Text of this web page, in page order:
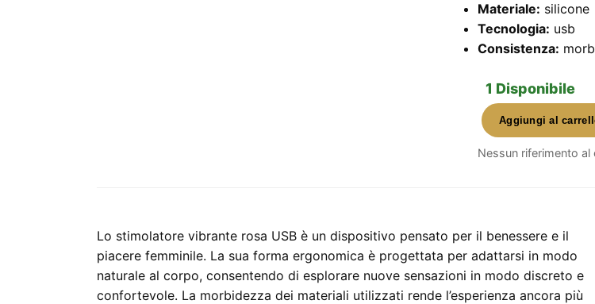
Materiale: silicone
Tecnologia: usb
Consistenza:
1 Disponibile
Stimolatore
Vibrante
design
ergonomico
e
morbido
Aggiungi al
Nessun riferimento
Lo stimolatore vibrante rosa USB è un dispositivo pensato per il benessere e il
piacere femminile. La sua forma ergonomica è progettata per adattarsi in modo
naturale al corpo, consentendo di esplorare nuove sensazioni in modo discreto e
confortevole. La morbidezza dei materiali utilizzati rende l’esperienza ancora più